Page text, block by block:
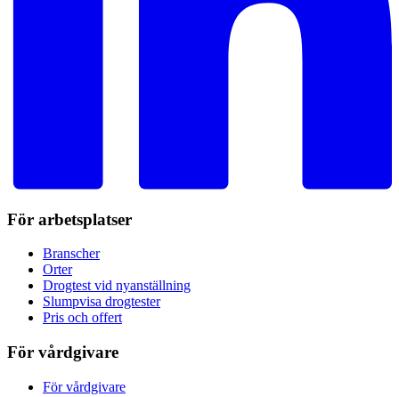
För arbetsplatser
Branscher
Orter
Drogtest vid nyanställning
Slumpvisa drogtester
Pris och offert
För vårdgivare
För vårdgivare